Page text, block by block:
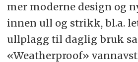
mer moderne design og
innen ull og strikk, bl.a.
ullplagg til daglig bruk
«Weatherproof»